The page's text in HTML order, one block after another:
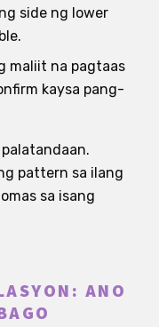
side ng lower
maliit na pagtaas
kaysa pang-
pattern sa ilang
sa isang
ANO